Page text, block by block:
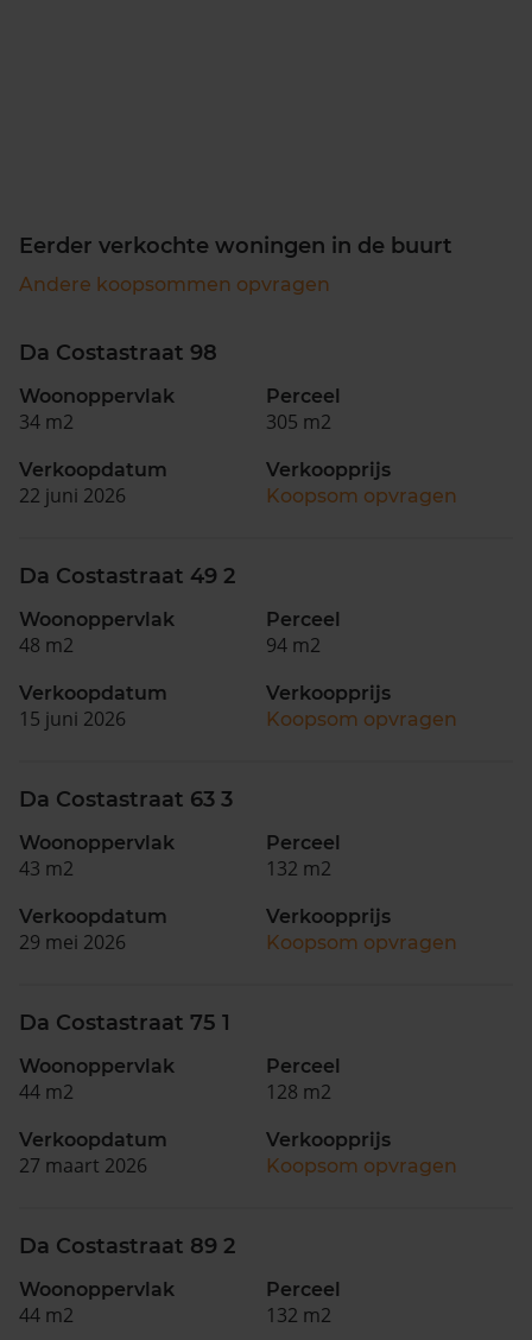
Eerder verkochte woningen in de buurt
Andere koopsommen opvragen
Da Costastraat 98
Woonoppervlak
34 m2
Perceel
305 m2
Verkoopdatum
22 juni 2026
Verkoopprijs
Koopsom opvragen
Da Costastraat 49 2
Woonoppervlak
48 m2
Perceel
94 m2
Verkoopdatum
15 juni 2026
Verkoopprijs
Koopsom opvragen
Da Costastraat 63 3
Woonoppervlak
43 m2
Perceel
132 m2
Verkoopdatum
29 mei 2026
Verkoopprijs
Koopsom opvragen
Da Costastraat 75 1
Woonoppervlak
44 m2
Perceel
128 m2
Verkoopdatum
27 maart 2026
Verkoopprijs
Koopsom opvragen
Da Costastraat 89 2
Woonoppervlak
44 m2
Perceel
132 m2